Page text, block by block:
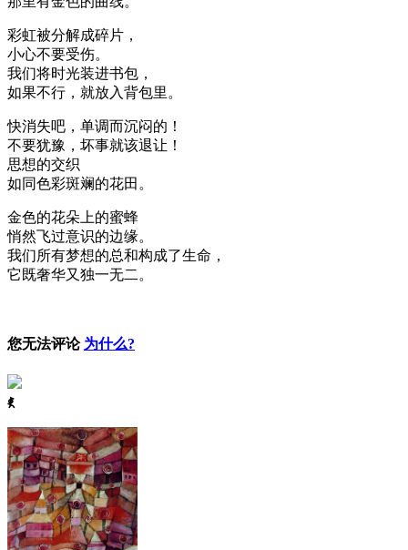
彩虹被分解成碎片，
小心不要受伤。
我们将时光装进书包，
如果不行，就放入背包里。
快消失吧，单调而沉闷的！
不要犹豫，坏事就该退让！
思想的交织
如同色彩斑斓的花田。
金色的花朵上的蜜蜂
悄然飞过意识的边缘。
我们所有梦想的总和构成了生命，
它既奢华又独一无二。
您无法评论 为什么?
ꈅ